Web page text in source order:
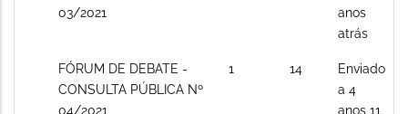
posts
03/2021
anos
atrás
Sem
novos
posts
FÓRUM DE DEBATE -
CONSULTA PÚBLICA Nº
04/2021
1 14
Enviado
a 4
anos 11